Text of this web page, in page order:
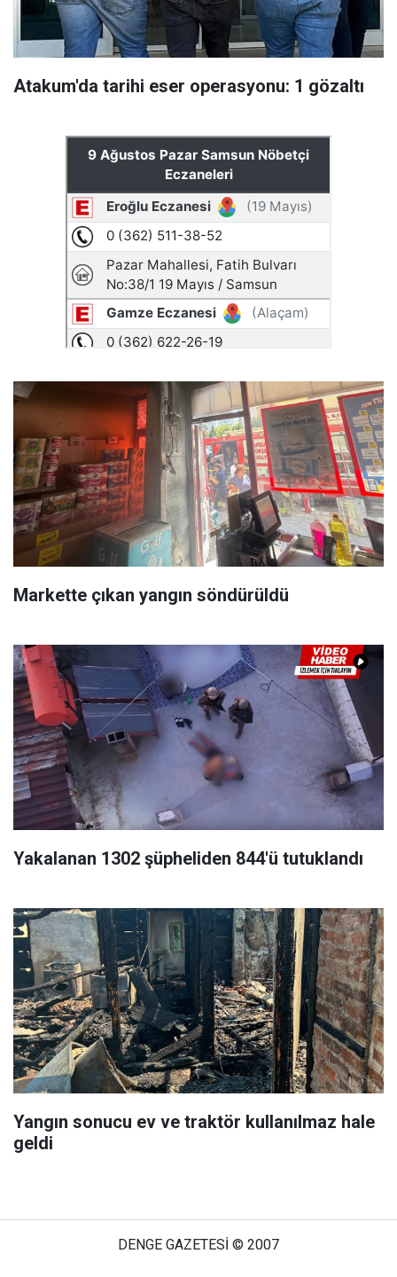
Atakum'da tarihi eser operasyonu: 1 gözaltı
Markette çıkan yangın söndürüldü
Yakalanan 1302 şüpheliden 844'ü tutuklandı
Yangın sonucu ev ve traktör kullanılmaz hale
geldi
DENGE GAZETESİ © 2007